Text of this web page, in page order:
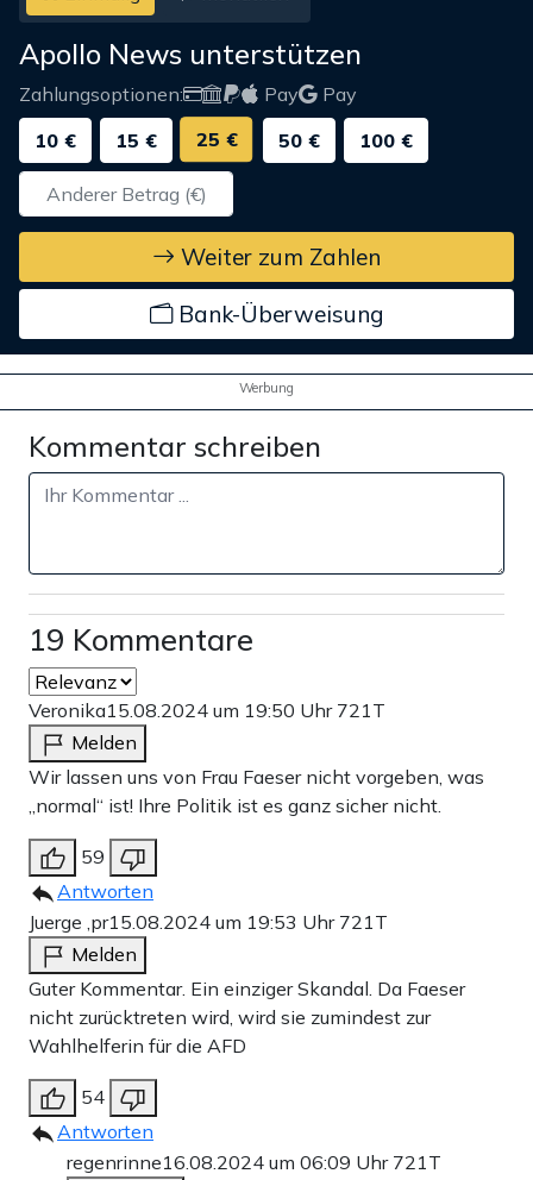
Apollo News unterstützen
Zahlungsoptionen: Pay
Pay
10 €
15 € 25 € 50 € 100 €
Weiter zum Zahlen
Bank-Überweisung
Werbung
Kommentar schreiben
19 Kommentare
Veronika15.08.2024 um 19:50 Uhr 721T
Melden
Wir lassen uns von Frau Faeser nicht vorgeben, was
„normal“ ist! Ihre Politik ist es ganz sicher nicht.
59
Antworten
Juerge ,pr15.08.2024 um 19:53 Uhr 721T
Melden
Guter Kommentar. Ein einziger Skandal. Da Faeser
nicht zurücktreten wird, wird sie zumindest zur
Wahlhelferin für die AFD
54
Antworten
regenrinne16.08.2024 um 06:09 Uhr 721T